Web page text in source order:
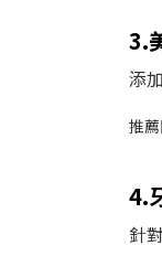
3.
添
推薦
4.
針